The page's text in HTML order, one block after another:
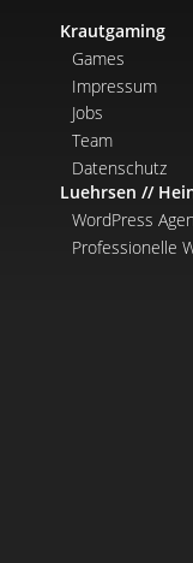
Krautgaming
Games
Impressum
Jobs
Team
Datenschutz
Luehrsen //
WordPress
Professionelle